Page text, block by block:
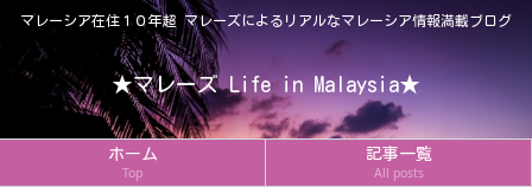
マレーシア在住１０年超 マレーズによるリアルなマレーシア情報満載ブログ
★マレーズ Life in Malaysia★
ホーム
Top
記事一覧
All posts